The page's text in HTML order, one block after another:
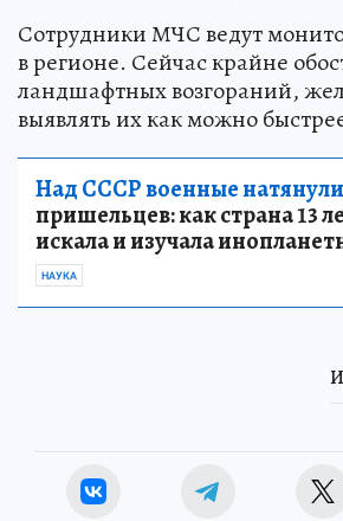
Сотрудники МЧС ведут
в регионе. Сейчас крайне
ландшафтных возгораний,
выявлять их как можно
Над СССР военные натянули
пришельцев: как страна 13
искала и изучала
НАУКА